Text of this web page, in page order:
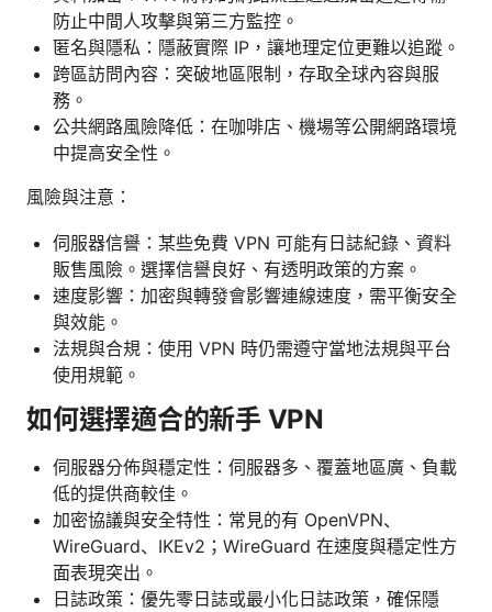
防止中間人攻擊與第三方監控。
匿名與隱私：隱蔽實際 IP，讓地理定位更難以追蹤。
跨區訪問內容：突破地區限制，存取全球內容與服
務。
公共網路風險降低：在咖啡店、機場等公開網路環境
中提高安全性。
風險與注意：
伺服器信譽：某些免費 VPN 可能有日誌紀錄、資料
販售風險。選擇信譽良好、有透明政策的方案。
速度影響：加密與轉發會影響連線速度，需平衡安全
與效能。
法規與合規：使用 VPN 時仍需遵守當地法規與平台
使用規範。
如何選擇適合的新手 VPN
伺服器分佈與穩定性：伺服器多、覆蓋地區廣、負載
低的提供商較佳。
加密協議與安全特性：常見的有 OpenVPN、
WireGuard、IKEv2；WireGuard 在速度與穩定性方
面表現突出。
日誌政策：優先零日誌或最小化日誌政策，確保隱